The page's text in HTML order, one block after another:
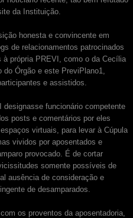
da Instituição.
honesta e convincente em
de relacionamentos patrocinados
própria PREVI, como o da Cecília
Órgão e este PreviPlano1,
e assistidos.
funcionário competente
posts e comentários por eles
virtuais, para levar à Cúpula
vividos por aposentados e
provocado. É de cortar
somente possíveis de
ausência de consideração e
de desamparados.
os proventos da aposentadoria,